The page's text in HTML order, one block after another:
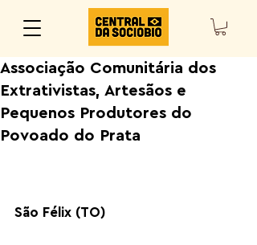
Associação Comunitária dos
Extrativistas, Artesãos e
Pequenos Produtores do
Povoado do Prata
São Félix (TO)